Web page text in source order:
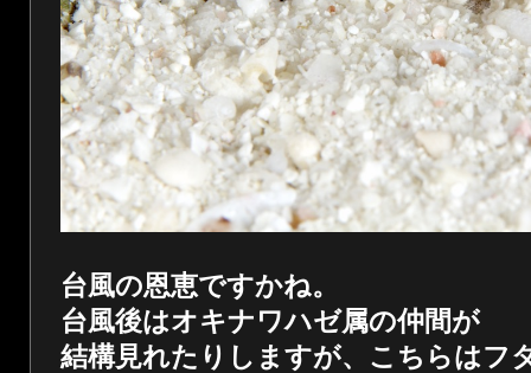
台風の恩恵ですかね。
台風後はオキナワハゼ属の仲間が
結構見れたりしますが、こちらはフ